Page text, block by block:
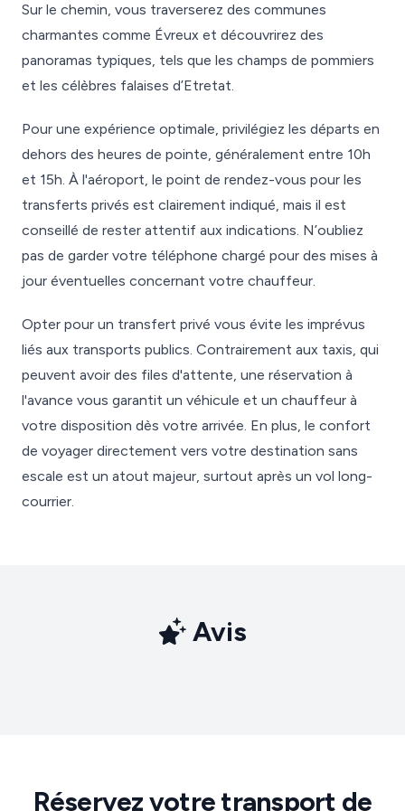
Sur le chemin, vous traverserez des communes
charmantes comme Évreux et découvrirez des
panoramas typiques, tels que les champs de pommiers
et les célèbres falaises d’Etretat.
Pour une expérience optimale, privilégiez les départs en
dehors des heures de pointe, généralement entre 10h
et 15h. À l'aéroport, le point de rendez-vous pour les
transferts privés est clairement indiqué, mais il est
conseillé de rester attentif aux indications. N’oubliez
pas de garder votre téléphone chargé pour des mises à
jour éventuelles concernant votre chauffeur.
Opter pour un transfert privé vous évite les imprévus
liés aux transports publics. Contrairement aux taxis, qui
peuvent avoir des files d'attente, une réservation à
l'avance vous garantit un véhicule et un chauffeur à
votre disposition dès votre arrivée. En plus, le confort
de voyager directement vers votre destination sans
escale est un atout majeur, surtout après un vol long-
courrier.
Avis
Réservez votre transport de